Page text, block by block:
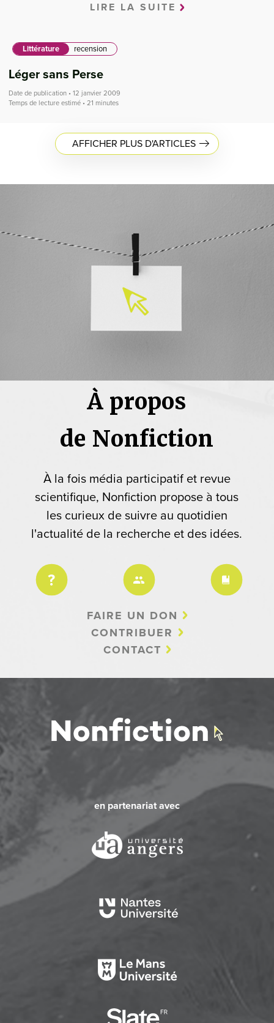
LIRE LA SUITE
Littérature recension
Léger sans Perse
Date de publication • 12 janvier 2009
Temps de lecture estimé • 21 minutes
AFFICHER PLUS D'ARTICLES
À propos
de Nonfiction
À la fois média participatif et revue
scientifique, Nonfiction propose à tous
les curieux de suivre au quotidien
l'actualité de la recherche et des idées.
FAIRE UN DON
CONTRIBUER
CONTACT
en partenariat avec